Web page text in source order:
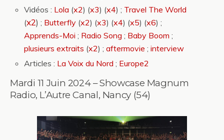
Vidéos : Lola (x2) (x3) (x4) ; Travel The World
(x2); Butterfly (x2) (x3) (x4) (x5) (x6) ;
Apprends-Moi ; Radio Song ; Baby Boom ;
plusieurs extraits (x2) ;aftermovie ;interview
Articles : La Voix du Nord ; Europe2
Mardi 11 Juin 2024 – Showcase Magnum
Radio, L’Autre Canal, Nancy (54)